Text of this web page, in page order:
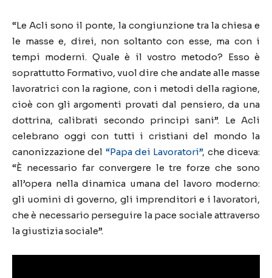
“Le Acli sono il ponte, la congiunzione tra la chiesa e
le masse e, direi, non soltanto con esse, ma con i
tempi moderni. Quale è il vostro metodo? Esso è
soprattutto Formativo, vuol dire che andate alle masse
lavoratrici con la ragione, con i metodi della ragione,
cioè con gli argomenti provati dal pensiero, da una
dottrina, calibrati secondo principi sani”. Le Acli
celebrano oggi con tutti i cristiani del mondo la
canonizzazione del “Papa dei Lavoratori”, che diceva:
“È necessario far convergere le tre forze che sono
all’opera nella dinamica umana del lavoro moderno:
gli uomini di governo, gli imprenditori e i lavoratori,
che è necessario perseguire la pace sociale attraverso
la giustizia sociale”.